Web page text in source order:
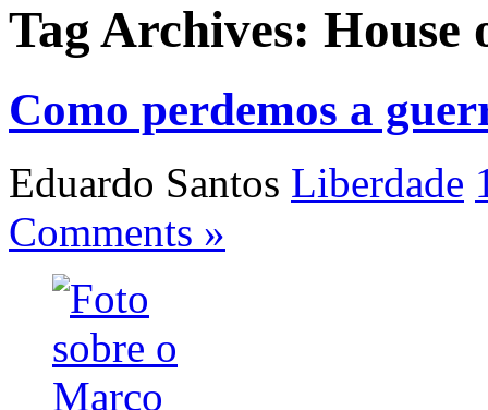
Tag Archives: House
Como perdemos a
Eduardo Santos Liberdade
Comments »